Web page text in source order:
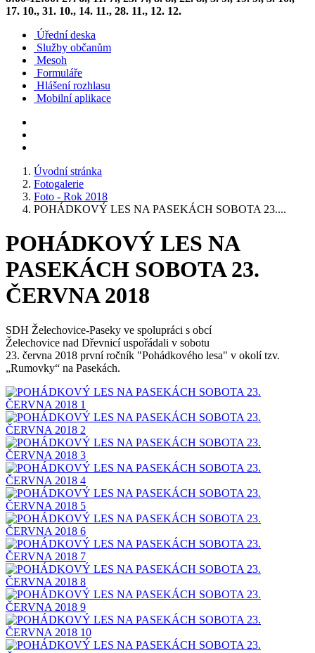
17. 10., 31. 10., 14. 11., 28. 11., 12. 12.
Úřední deska
Služby občanům
Mesoh
Formuláře
Hlášení rozhlasu
Mobilní aplikace
Úvodní stránka
Fotogalerie
Foto - Rok 2018
POHÁDKOVÝ LES NA PASEKÁCH SOBOTA 23....
POHÁDKOVÝ LES NA
PASEKÁCH SOBOTA 23.
ČERVNA 2018
SDH Želechovice-Paseky ve spolupráci s obcí
Želechovice nad Dřevnicí uspořádali v sobotu
23. června 2018 první ročník "Pohádkového lesa" v okolí tzv.
„Rumovky“ na Pasekách.